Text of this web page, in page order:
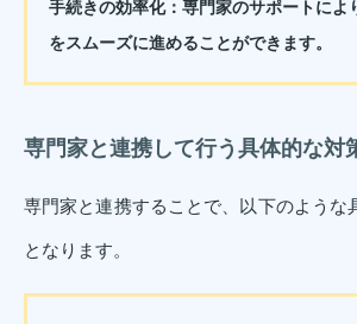
手続きの効率化： 専門家のサポートによ
をスムーズに進めることができます。
専門家と連携して行う具体的な対
専門家と連携することで、以下のような
となります。